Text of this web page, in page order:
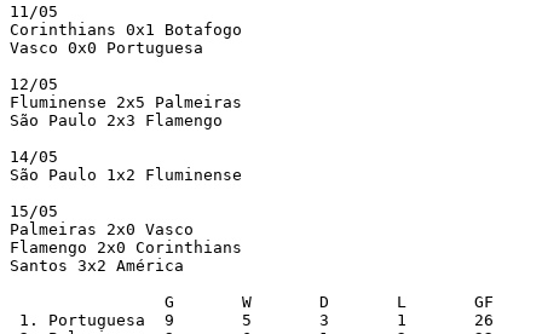
11/05
Corinthians 0x1 Botafogo
Vasco 0x0 Portuguesa
12/05
Fluminense 2x5 Palmeiras
São Paulo 2x3 Flamengo
14/05
São Paulo 1x2 Fluminense
15/05
Palmeiras 2x0 Vasco
Flamengo 2x0 Corinthians
Santos 3x2 América
G       W       D       L       GF
1. Portuguesa  9       5       3       1       26